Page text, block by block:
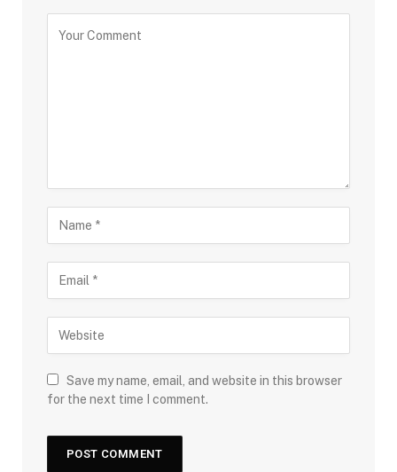
Save my name, email, and website in this browser
for the next time I comment.